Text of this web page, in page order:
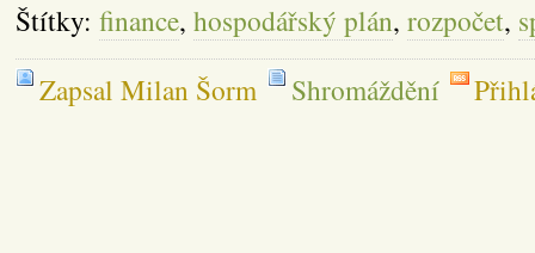
Štítky: finance, hospodářský plán, rozpočet,
Zapsal Milan Šorm
Shromáždění